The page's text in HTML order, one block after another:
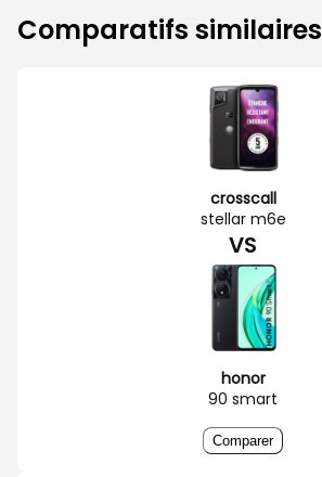
Comparatifs similaires
crosscall
stellar m6e
VS
honor
90 smart
Comparer